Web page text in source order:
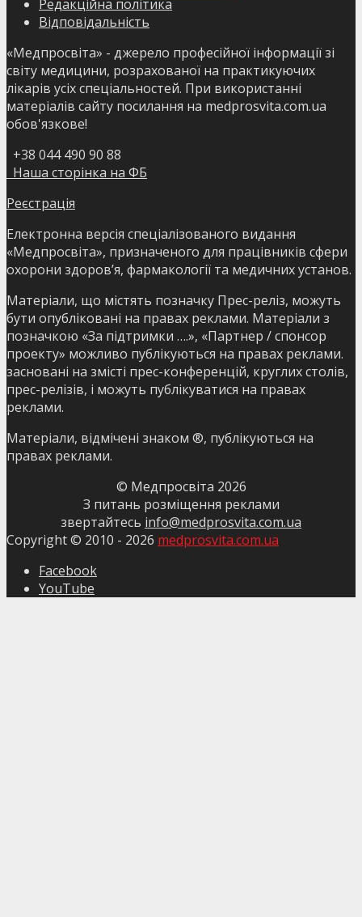
Редакційна політика
Відповідальність
«Медпросвіта» - джерело професійної інформації зі
світу медицини, розрахованої на практикуючих
лікарів усіх спеціальностей. При використанні
матеріалів сайту посилання на medprosvita.com.ua
обов'язкове!
+38 044 490 90 88
Наша сторінка на ФБ
Реєстрація
Електронна версія спеціалізованого видання
«Медпросвіта», призначеного для працівників сфери
охорони здоров’я, фармакології та медичних установ.
Матеріали, що містять позначку Прес-реліз, можуть
бути опубліковані на правах реклами. Матеріали з
позначкою «За підтримки ….», «Партнер / спонсор
проекту» можливо публікуються на правах реклами.
засновані на змісті прес-конференцій, круглих столів,
прес-релізів, і можуть публікуватися на правах
реклами.
Матеріали, відмічені знаком ®, публікуються на
правах реклами.
© Медпросвіта 2026
З питань розміщення реклами
звертайтесь info@medprosvita.com.ua
Copyright © 2010 - 2026 medprosvita.com.ua
Facebook
YouTube